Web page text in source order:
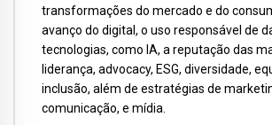
transformações do mercado e do
avanço do digital, o uso responsável de
tecnologias, como IA, a reputação das
liderança, advocacy, ESG, diversidade,
inclusão, além de estratégias de
comunicação, e mídia.